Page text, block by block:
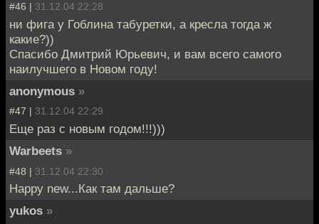
#46 | 31.12.04 22:28
ни фига у Гоблина табуретки, а кресла тогда ж
какие?))
Спасибо Дмитрий Юрьевич, и вам всего самого
наилучшего в Новом году!
anonymous »
#47 | 31.12.04 22:29
Еще раз с новым годом!!!)))
Warbeets »
#48 | 31.12.04 22:30
Happy new...Как там дальше?
yukos »